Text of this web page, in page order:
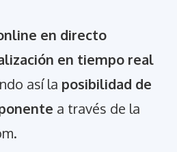
en directo
en tiempo real
así la posibilidad de
a través de la